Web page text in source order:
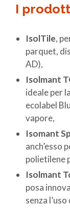
I
IsolTile,
parquet,
AD),
Isolmant
ideale per
ecolabel
vapore,
Isomant
anch’esso
polietilene
Isolmant
posa
senza